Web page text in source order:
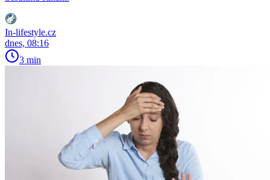
In-lifestyle.cz
dnes, 08:16
3 min